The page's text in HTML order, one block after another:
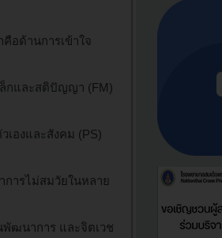
อด้านการเข้าใจ
ล็กและสติปัญญา (FM)
องและสังคม (PS)
ารไม่สมวัยในหลาย
ฒนาการ และจิตเวช